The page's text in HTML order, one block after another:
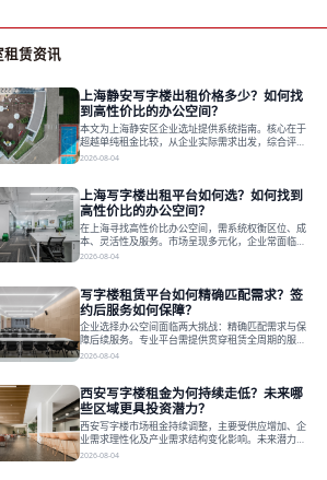
租赁资讯
上海静安写字楼出租价格多少？如何找
到高性价比的办公空间？
本文为上海静安区企业选址提供系统指南。核心在于
超越单纯租金比较，从企业实际需求出发，综合评估
交通、硬件、空间弹性、配套服务及产业生态等多维
升性价比，并通过不同规模企业的实际案例加以说
明。之后指出，专业运营服务商提供的稳定环境、社
群活动与产业集聚等增值服务，是很大化空间价值、
助力企业成长的关键。对于许多在
2026-08-04
上海写字楼出租平台如何选？如何找到
高性价比的办公空间？
在上海寻找高性价比办公空间，需系统权衡区位、成
本、灵活性及服务。市场呈现多元化，企业常面临租
赁流程复杂、隐性成本高等挑战。选择平台时，应评
区、灵活产品和丰富配套，满足不同企业需求。企业
应明确自身需求，实地考察，选择能支持长期发展、
提升竞争力的办公空间。在上海寻找合适的办公空
间，对于企业行政负责人、中小企业主
2026-08-04
写字楼租赁平台如何精确匹配需求？签
约后服务如何保障？
企业选择办公空间面临两大挑战：精确匹配需求与保
障后续服务。专业平台需提供贯穿租赁全周期的服
务，将企业从非核心事务中解放。精确匹配需结合企
的全周期保障体系。德必集团通过标准化服务与个性
化运营结合，以全国布局和产业生态圈为企业提供稳
定支持，体现了从信息撮合到深度服务的能力转变。
在为企业寻找办公空间的过程中，
2026-08-04
西安写字楼租金为何持续走低？未来哪
些区域更具投资潜力？
西安写字楼市场租金持续调整，主要受供应增加、企
业需求理性化及产业需求结构变化影响。未来潜力区
域集中在产业集聚、交利及城市更新地带，如高新区
2026-08-04